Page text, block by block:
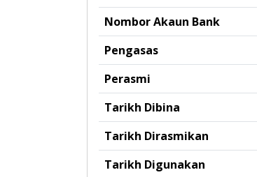
Nombor Akaun Bank
Pengasas
Perasmi
Tarikh Dibina
Tarikh Dirasmikan
Tarikh Digunakan